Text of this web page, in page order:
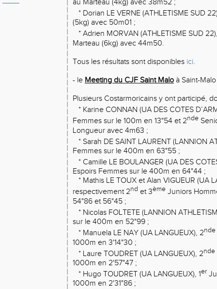
au Marteau (4kg) avec 38m52 ;
* Dorian LE VERNE (ATHLETISME SUD
(5kg) avec 50m01 ;
* Adrien MORVAN (ATHLETISME SUD
Marteau (6kg) avec 44m50.
Tous les résultats sont disponibles ici.
- le Meeting du CJF Saint Malo à Saint-Malo
Plusieurs Costarmoricains y ont participé,
* Karine CONNAN (UA DES COTES
Femmes sur le 100m en 13"54 et 2nde
Longueur avec 4m63 ;
* Sarah DE SAINT LAURENT (LANNION
Femmes sur le 400m en 63"55 ;
* Camille LE BOULANGER (UA DES
Espoirs Femmes sur le 400m en 64"44 ;
* Mathis LE TOUX et Alan VIGUEUR (UA
respectivement 2nd et 3ème Juniors
54"86 et 56"45 ;
* Nicolas FOLTETE (LANNION
sur le 400m en 52"99 ;
* Manuela LE NAY (UA LANGUEUX), 2nde
1000m en 3'14"30 ;
* Laure TOUDRET (UA LANGUEUX), 2nde
1000m en 2'57"47 ;
* Hugo TOUDRET (UA LANGUEUX), 1er
1000m en 2'31"86 ;